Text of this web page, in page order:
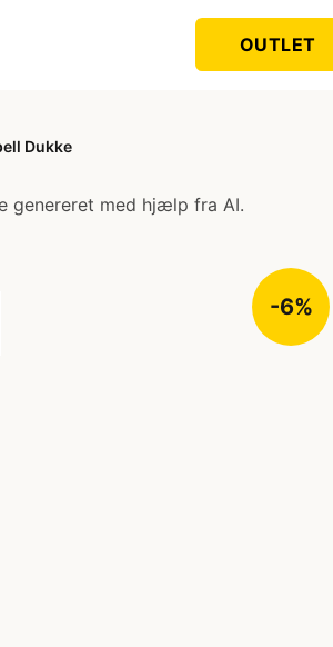
OUTLET
Dukke
genereret med hjælp fra AI.
-6%